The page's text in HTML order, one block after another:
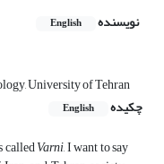
نویسنده English
University of Tehran
چکیده
English
calledVarni, I want to say